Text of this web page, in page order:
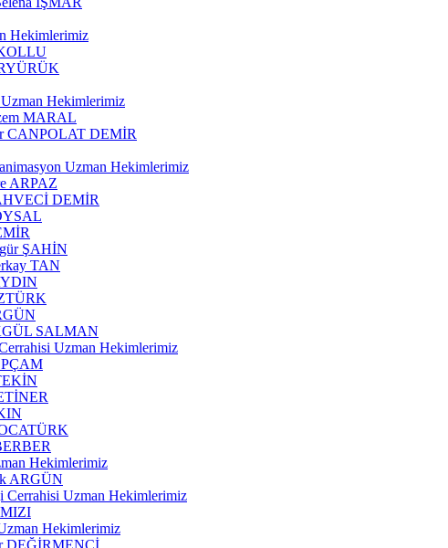
Hekimlerimiz
Hekimlerimiz
MARAL
CANPOLAT DEMİR
Uzman Hekimlerimiz
ARPAZ
DEMİR
ŞAHİN
TAN
SALMAN
Uzman Hekimlerimiz
Hekimlerimiz
ARGÜN
Cerrahisi Uzman Hekimlerimiz
Hekimlerimiz
DEĞİRMENCİ